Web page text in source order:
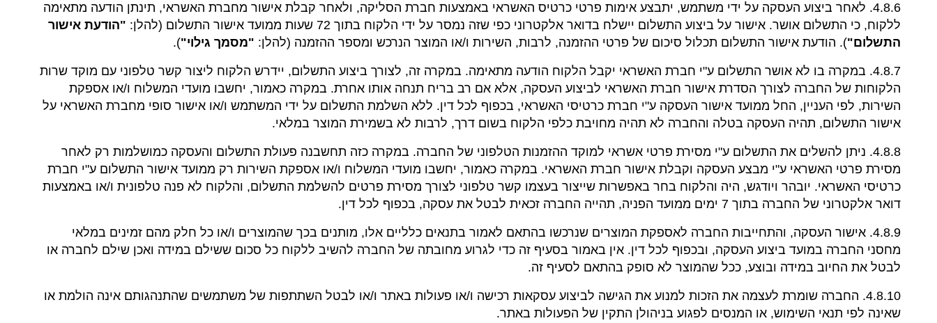
4.8.6. לאחר ביצוע העסקה על ידי משתמש, יתבצע אימות פרטי כרטיס האשראי באמצעות חברת הסליקה, ולאחר קבלת אישור מחברת האשראי, תינתן הודעה מתאימה
ללקוח, כי התשלום אושר. אישור על ביצוע התשלום יישלח בדואר אלקטרוני כפי שזה נמסר על ידי הלקוח בתוך 72 שעות ממועד אישור התשלום (להלן:
"הודעת אישור
התשלום"). הודעת אישור התשלום תכלול סיכום של פרטי ההזמנה, לרבות, השירות ו/או המוצר הנרכש ומספר ההזמנה (להלן: "מסמך גילוי").
4.8.7. במקרה בו לא אושר התשלום ע"י חברת האשראי יקבל הלקוח הודעה מתאימה. במקרה זה, לצורך ביצוע התשלום, יידרש הלקוח ליצור קשר טלפוני עם מוקד שרות
הלקוחות של החברה לצורך הסדרת אישור חברת האשראי לביצוע העסקה, אלא אם רב בריח תנחה אותו אחרת. במקרה כאמור, יחשבו מועדי המשלוח ו/או אספקת
השירות, לפי העניין, החל ממועד אישור העסקה ע"י חברת כרטיסי האשראי, בכפוף לכל דין. ללא השלמת התשלום על ידי המשתמש ו/או אישור סופי מחברת האשראי על
אישור התשלום, תהיה העסקה בטלה והחברה לא תהיה מחויבת כלפי הלקוח בשום דרך, לרבות לא בשמירת המוצר במלאי.
4.8.8. ניתן להשלים את התשלום ע"י מסירת פרטי אשראי למוקד ההזמנות הטלפוני של החברה. במקרה כזה תחשבנה פעולת התשלום והעסקה כמושלמות רק לאחר
מסירת פרטי האשראי ע"י מבצע העסקה וקבלת אישור חברת האשראי. במקרה כאמור, יחשבו מועדי המשלוח ו/או אספקת השירות רק ממועד אישור התשלום ע"י חברת
כרטיסי האשראי. יובהר ויודגש, היה והלקוח בחר באפשרות שייצור בעצמו קשר טלפוני לצורך מסירת פרטים להשלמת התשלום, והלקוח לא פנה טלפונית ו/או באמצעות
דואר אלקטרוני של החברה בתוך 7 ימים ממועד הפניה, תהייה החברה זכאית לבטל את עסקה, בכפוף לכל דין.
4.8.9. אישור העסקה, והתחייבות החברה לאספקת המוצרים שנרכשו בהתאם לאמור בתנאים כלליים אלו, מותנים בכך שהמוצרים ו/או כל חלק מהם זמינים במלאי
מחסני החברה במועד ביצוע העסקה, ובכפוף לכל דין. אין באמור בסעיף זה כדי לגרוע מחובתה של החברה להשיב ללקוח כל סכום ששילם במידה ואכן שילם לחברה או
לבטל את החיוב במידה ובוצע, ככל שהמוצר לא סופק בהתאם לסעיף זה.
4.8.10. החברה שומרת לעצמה את הזכות למנוע את הגישה לביצוע עסקאות רכישה ו/או פעולות באתר ו/או לבטל השתתפות של משתמשים שהתנהגותם אינה הולמת או
שאינה לפי תנאי השימוש, או המנסים לפגוע בניהולן התקין של הפעולות באתר.